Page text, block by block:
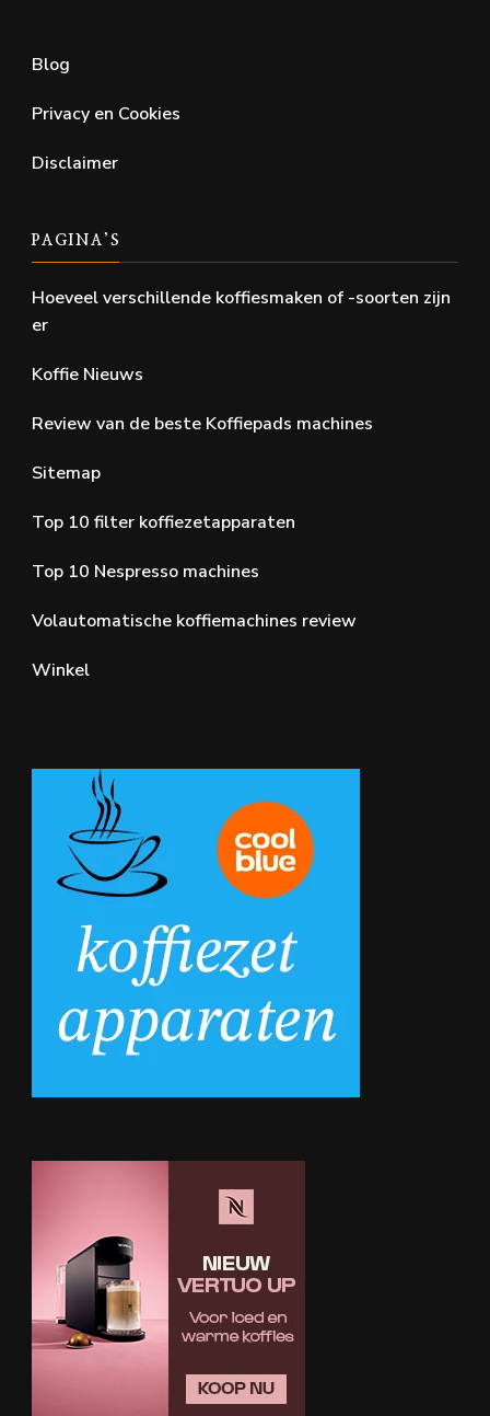
Blog
Privacy en Cookies
Disclaimer
PAGINA’S
Hoeveel verschillende koffiesmaken of -soorten zijn
er
Koffie Nieuws
Review van de beste Koffiepads machines
Sitemap
Top 10 filter koffiezetapparaten
Top 10 Nespresso machines
Volautomatische koffiemachines review
Winkel